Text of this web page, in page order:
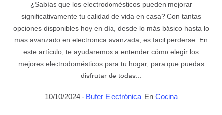
¿Sabías que los electrodomésticos pueden mejorar
significativamente tu calidad de vida en casa? Con tantas
opciones disponibles hoy en día, desde lo más básico hasta lo
más avanzado en electrónica avanzada, es fácil perderse. En
este artículo, te ayudaremos a entender cómo elegir los
mejores electrodomésticos para tu hogar, para que puedas
disfrutar de todas...
10/10/2024 Bufer Electrónica En Cocina